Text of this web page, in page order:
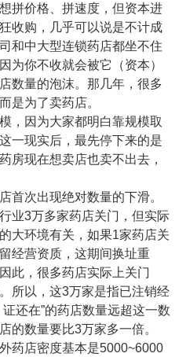
拼价格、拼速度，但资本进
收购，几乎可以说是不计成
和中大型连锁药店都坐不住
为你不收就会被它（资本）
数量的泡沫。那几年，很多
是为了卖药店。
，因为大家都明白靠规模取
一现实后，最先停下来的是
房现在想卖店也卖不出去，
首次出现绝对数量的下滑。
业3万多家药店关门，但实际
大环境有关，如果1家药店关
经营资质，这期间换址重
此，很多药店实际上关门
所以，这3万家是指已注销经
还在”的药店数量远超这一数
的数量要比3万家多一倍。
药店密度基本是5000~6000